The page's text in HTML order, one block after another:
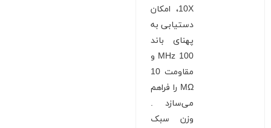
10X، امکان
دستیابی به
پهنای باند
100 MHz و
مقاومت 10
MΩ را فراهم
می‌سازد .
وزن سبک